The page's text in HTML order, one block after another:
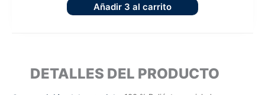
Añadir 3 al carrito
DETALLES DEL PRODUCTO